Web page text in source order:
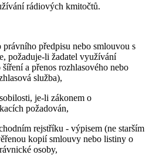
rádiových kmitočtů.
předpisu nebo smlouvou s
požaduje-li žadatel využívání
a přenos rozhlasového nebo
služba),
je-li zákonem o
požadován,
rejstříku - výpisem (ne starším
kopií smlouvy nebo listiny o
osoby,